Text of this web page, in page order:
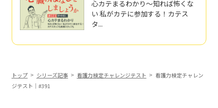
心カテまるわかり～知れば怖くな
い 私がカテに参加する！カテス
タ...
トップ シリーズ記事 看護力検定チャレンジテスト
看護力検定チャレン
ジテスト｜#391